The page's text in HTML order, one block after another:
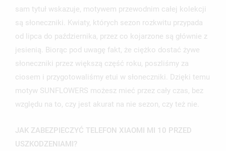
sam tytuł wskazuje, motywem przewodnim całej kolekcji
są słoneczniki. Kwiaty, których sezon rozkwitu przypada
od lipca do października, przez co kojarzone są głównie z
jesienią. Biorąc pod uwagę fakt, że ciężko dostać żywe
słoneczniki przez większą część roku, poszliśmy za
ciosem i przygotowaliśmy etui w słoneczniki. Dzięki temu
motyw SUNFLOWERS możesz mieć przez cały czas, bez
względu na to, czy jest akurat na nie sezon, czy też nie.
JAK ZABEZPIECZYĆ TELEFON XIAOMI MI 10 PRZED
USZKODZENIAMI?
NAZWA LISTY ŻYCZEŃ
ZALOGUJ SIĘ
MUSISZ BYĆ ZALOGOWANY BY ZAPISAĆ PRODUKTY NA